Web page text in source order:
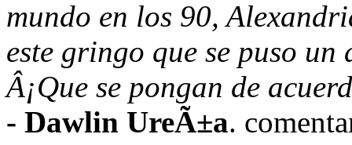
mundo en los 90,
este gringo que se puso
Â¡Que se pongan de
- Dawlin UreÃ±a.